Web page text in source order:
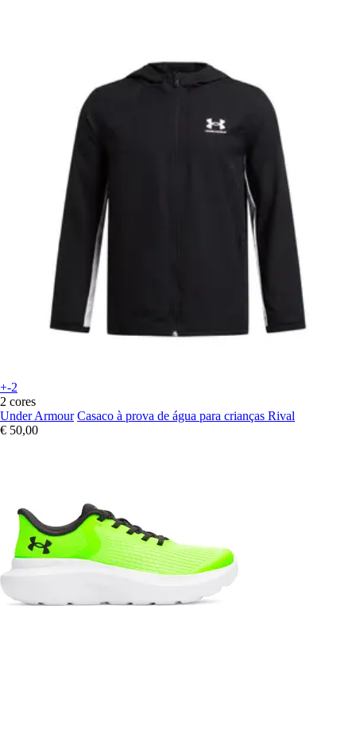
+-2
2 cores
Under Armour Casaco à prova de água para crianças Rival
€ 50,00